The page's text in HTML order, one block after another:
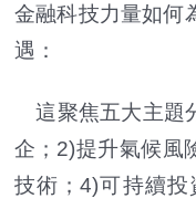
金融科技力量如何
遇：
這聚焦五大主題
企；2)提升氣候風
技術；4)可持續